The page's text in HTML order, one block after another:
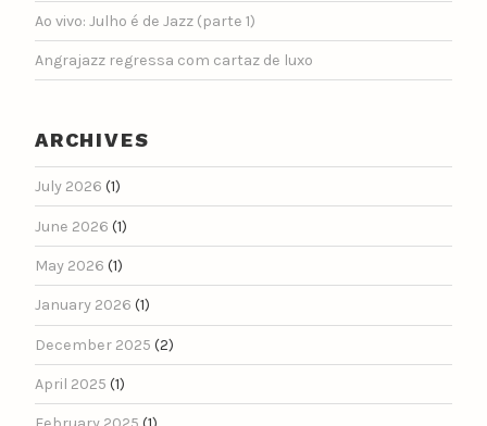
Ao vivo: Julho é de Jazz (parte 1)
Angrajazz regressa com cartaz de luxo
ARCHIVES
July 2026 (1)
June 2026 (1)
May 2026 (1)
January 2026 (1)
December 2025 (2)
April 2025 (1)